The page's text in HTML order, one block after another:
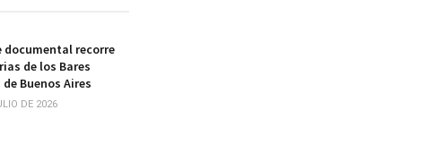
documental recorre
de los Bares
Buenos Aires
DE 2026